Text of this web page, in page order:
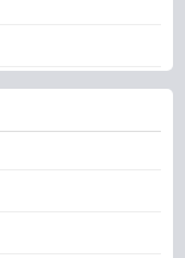
家族能为镜海捐楼、大
成为所有人目光焦点的校
同四季轮转。但只有离
是欢愉，是厌倦。她在
顾未晞的下巴：“吻我。
钟晏旎给顾未晞庇护、资
”钟晏旎这样告诉她。可